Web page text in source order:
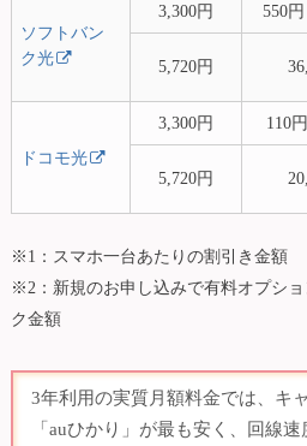
ソフトバン
ク光
3,300円 550
5,720円
ドコモ光
3,300円 110
5,720円
※1：スマホ一台あたりの割引き金額
※2：新規のお申し込みで有料オプシ
ク金額
3年利用の実質月額料金では、キ
「auひかり」が最も安く、回線